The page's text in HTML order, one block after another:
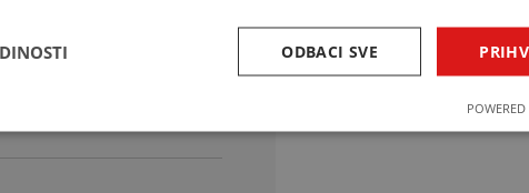
INTERAKCIJE
Provjerite interakcije
ODBACI SVE